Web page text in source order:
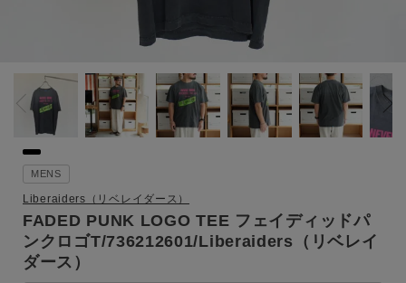
MENS
Liberaiders（リベレイダース）
FADED PUNK LOGO TEE フェイディッドパ
ンクロゴT/736212601/Liberaiders（リベレイ
ダース）